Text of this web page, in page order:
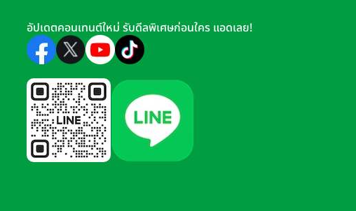
อัปเดตคอนเทนต์ใหม่ รับดีลพิเศษก่อนใคร แอดเลย!